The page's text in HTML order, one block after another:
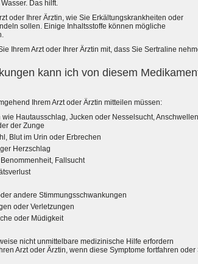
Das hilft.
oder Ihrer Ärztin, wie Sie Erkältungskrankheiten oder
sollen. Einige Inhaltsstoffe können mögliche
Ihrem Arzt oder Ihrer Ärztin mit, dass Sie Sertraline
kann ich von diesem
Ihrem Arzt oder Ärztin mitteilen müssen:
Hautausschlag, Jucken oder Nesselsucht,
der Zunge
Blut im Urin oder Erbrechen
Herzschlag
Fallsucht
andere Stimmungsschwankungen
oder Verletzungen
oder Müdigkeit
nicht unmittelbare medizinische Hilfe erfordern
Arzt oder Ärztin, wenn diese Symptome fortfahren oder